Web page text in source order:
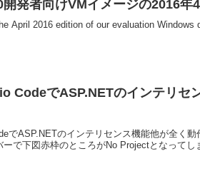
発者向けVMイメージの2016年
April 2016 edition of our evaluation
CodeでASP.NETのインテリセ
でASP.NETのインテリセンス機能他が全く
ーで下図赤枠のところがNo Projectとなって